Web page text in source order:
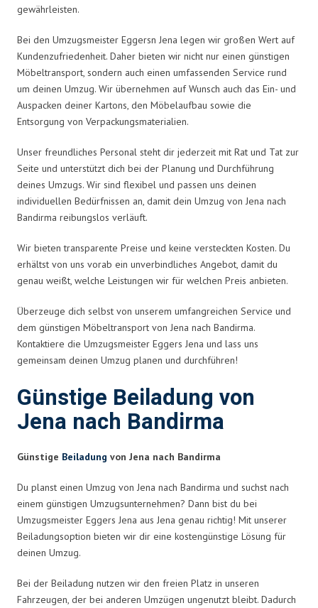
gewährleisten.
Bei den Umzugsmeister Eggersn Jena legen wir großen Wert auf
Kundenzufriedenheit. Daher bieten wir nicht nur einen günstigen
Möbeltransport, sondern auch einen umfassenden Service rund
um deinen Umzug. Wir übernehmen auf Wunsch auch das Ein- und
Auspacken deiner Kartons, den Möbelaufbau sowie die
Entsorgung von Verpackungsmaterialien.
Unser freundliches Personal steht dir jederzeit mit Rat und Tat zur
Seite und unterstützt dich bei der Planung und Durchführung
deines Umzugs. Wir sind flexibel und passen uns deinen
individuellen Bedürfnissen an, damit dein Umzug von Jena nach
Bandirma reibungslos verläuft.
Wir bieten transparente Preise und keine versteckten Kosten. Du
erhältst von uns vorab ein unverbindliches Angebot, damit du
genau weißt, welche Leistungen wir für welchen Preis anbieten.
Überzeuge dich selbst von unserem umfangreichen Service und
dem günstigen Möbeltransport von Jena nach Bandirma.
Kontaktiere die Umzugsmeister Eggers Jena und lass uns
gemeinsam deinen Umzug planen und durchführen!
Günstige Beiladung von
Jena nach Bandirma
Günstige Beiladung von Jena nach Bandirma
Du planst einen Umzug von Jena nach Bandirma und suchst nach
einem günstigen Umzugsunternehmen? Dann bist du bei
Umzugsmeister Eggers Jena aus Jena genau richtig! Mit unserer
Beiladungsoption bieten wir dir eine kostengünstige Lösung für
deinen Umzug.
Bei der Beiladung nutzen wir den freien Platz in unseren
Fahrzeugen, der bei anderen Umzügen ungenutzt bleibt. Dadurch